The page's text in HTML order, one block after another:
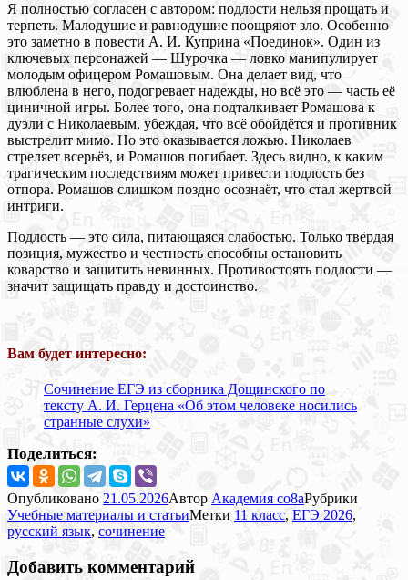
Я полностью согласен с автором: подлости нельзя прощать и
терпеть. Малодушие и равнодушие поощряют зло. Особенно
это заметно в повести А. И. Куприна «Поединок». Один из
ключевых персонажей — Шурочка — ловко манипулирует
молодым офицером Ромашовым. Она делает вид, что
влюблена в него, подогревает надежды, но всё это — часть её
циничной игры. Более того, она подталкивает Ромашова к
дуэли с Николаевым, убеждая, что всё обойдётся и противник
выстрелит мимо. Но это оказывается ложью. Николаев
стреляет всерьёз, и Ромашов погибает. Здесь видно, к каким
трагическим последствиям может привести подлость без
отпора. Ромашов слишком поздно осознаёт, что стал жертвой
интриги.
Подлость — это сила, питающаяся слабостью. Только твёрдая
позиция, мужество и честность способны остановить
коварство и защитить невинных. Противостоять подлости —
значит защищать правду и достоинство.
Вам будет интересно:
Сочинение ЕГЭ из сборника Дощинского по
тексту А. И. Герцена «Об этом человеке носились
странные слухи»
Поделиться:
Опубликовано 21.05.2026Автор Академия co8aРубрики
Учебные материалы и статьиМетки 11 класс, ЕГЭ 2026,
русский язык, сочинение
Добавить комментарий